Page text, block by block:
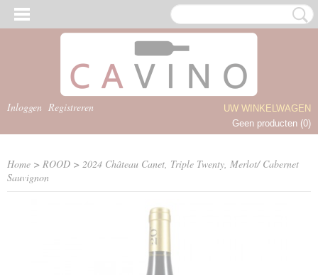
Inloggen Registreren
UW WINKELWAGEN
Geen producten (0)
Home > ROOD > 2024 Château Canet, Triple Twenty, Merlot/ Cabernet
Sauvignon